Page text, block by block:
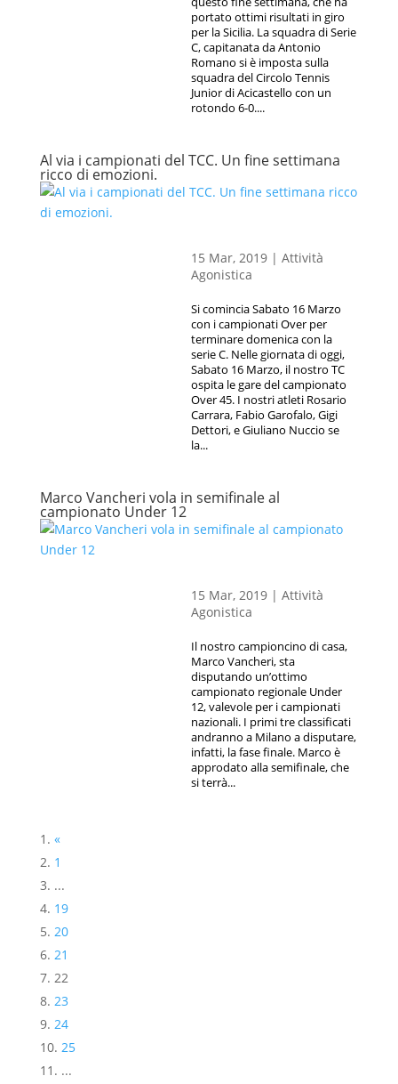
portato ottimi risultati in giro
per la Sicilia. La squadra di Serie
C, capitanata da Antonio
Romano si è imposta sulla
squadra del Circolo Tennis
Junior di Acicastello con un
rotondo 6-0....
Al via i campionati del TCC. Un fine settimana
ricco di emozioni.
15 Mar, 2019| Attività
Agonistica
Si comincia Sabato 16 Marzo
con i campionati Over per
terminare domenica con la
serie C. Nelle giornata di oggi,
Sabato 16 Marzo, il nostro TC
ospita le gare del campionato
Over 45. I nostri atleti Rosario
Carrara, Fabio Garofalo, Gigi
Dettori, e Giuliano Nuccio se
la...
Marco Vancheri vola in semifinale al
campionato Under 12
15 Mar, 2019| Attività
Agonistica
Il nostro campioncino di casa,
Marco Vancheri, sta
disputando un’ottimo
campionato regionale Under
12, valevole per i campionati
nazionali. I primi tre classificati
andranno a Milano a disputare,
infatti, la fase finale. Marco è
approdato alla semifinale, che
si terrà...
«
1
...
19
20
21
22
23
24
25
...